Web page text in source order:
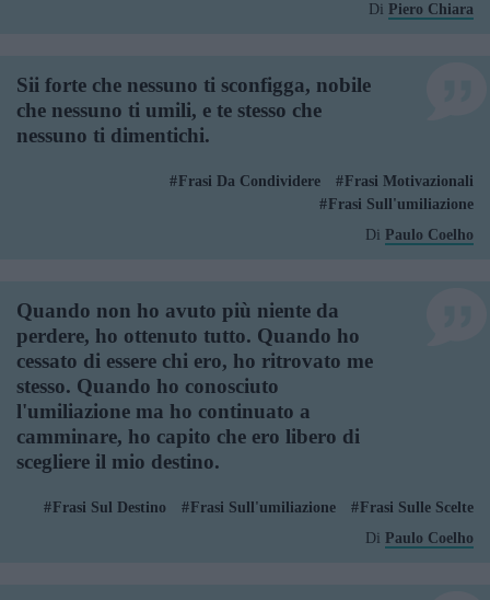
Di Piero Chiara
Sii forte che nessuno ti sconfigga, nobile
che nessuno ti umili, e te stesso che
nessuno ti dimentichi.
Frasi Da Condividere
Frasi Motivazionali
Frasi Sull'umiliazione
Di Paulo Coelho
Quando non ho avuto più niente da
perdere, ho ottenuto tutto. Quando ho
cessato di essere chi ero, ho ritrovato me
stesso. Quando ho conosciuto
l'umiliazione ma ho continuato a
camminare, ho capito che ero libero di
scegliere il mio destino.
Frasi Sul Destino Frasi Sull'umiliazione
Frasi Sulle Scelte
Di Paulo Coelho